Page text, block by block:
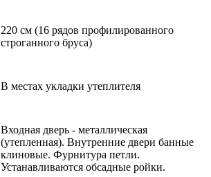
220 см (16 рядов профилированного
строганного бруса)
В местах укладки утеплителя
Входная дверь - металлическая
(утепленная). Внутренние двери банные
клиновые. Фурнитура петли.
Устанавливаются обсадные ройки.